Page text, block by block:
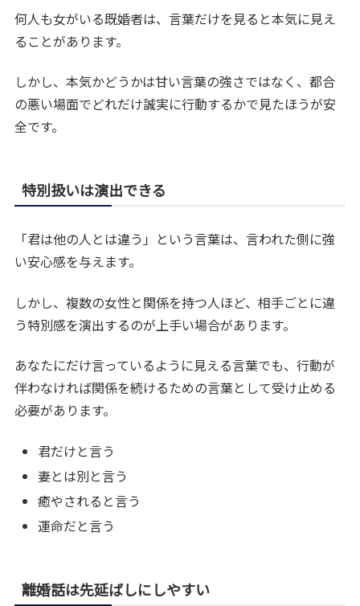
何人も女がいる既婚者は、言葉だけを見ると本気に見え
ることがあります。
しかし、本気かどうかは甘い言葉の強さではなく、都合
の悪い場面でどれだけ誠実に行動するかで見たほうが安
全です。
特別扱いは演出できる
「君は他の人とは違う」という言葉は、言われた側に強
い安心感を与えます。
しかし、複数の女性と関係を持つ人ほど、相手ごとに違
う特別感を演出するのが上手い場合があります。
あなたにだけ言っているように見える言葉でも、行動が
伴わなければ関係を続けるための言葉として受け止める
必要があります。
君だけと言う
妻とは別と言う
癒やされると言う
運命だと言う
離婚話は先延ばしにしやすい